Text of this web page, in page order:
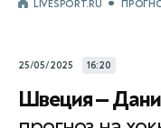
LIVESPORT.RU
25/05/2025 16:20
Швеция —